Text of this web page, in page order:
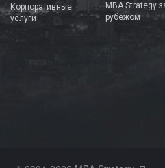
Корпоративные
услуги
MBA Strategy
рубежом